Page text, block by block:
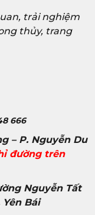
trải nghiệm
thủy, trang
666
– P. Nguyễn Du
đường trên
Nguyễn Tất
Yên Bái